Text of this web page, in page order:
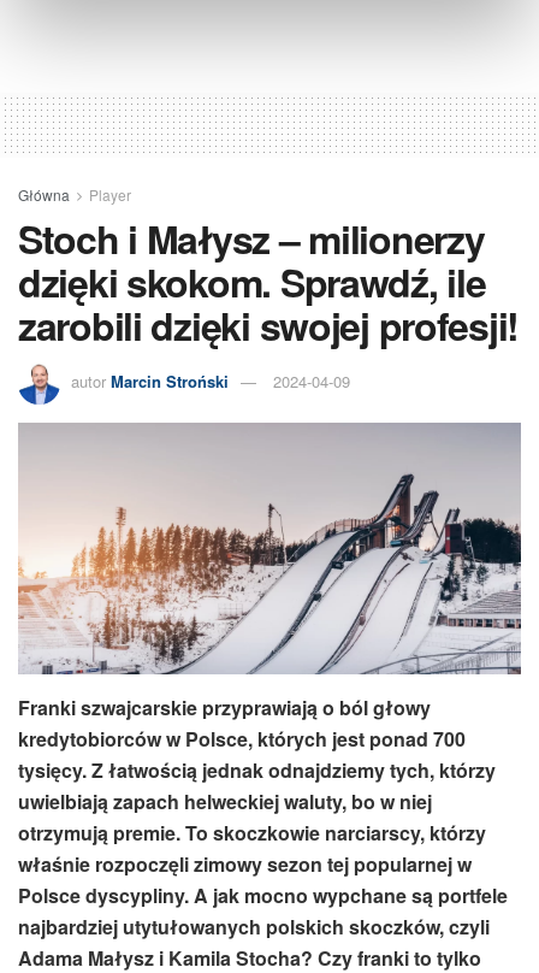
Główna Player
Stoch i Małysz – milionerzy
dzięki skokom. Sprawdź, ile
zarobili dzięki swojej profesji!
autor Marcin Stroński 2024-04-09
Franki szwajcarskie przyprawiają o ból głowy
kredytobiorców w Polsce, których jest ponad 700
tysięcy. Z łatwością jednak odnajdziemy tych, którzy
uwielbiają zapach helweckiej waluty, bo w niej
otrzymują premie. To skoczkowie narciarscy, którzy
właśnie rozpoczęli zimowy sezon tej popularnej w
Polsce dyscypliny. A jak mocno wypchane są portfele
najbardziej utytułowanych polskich skoczków, czyli
Adama Małysz i Kamila Stocha? Czy franki to tylko